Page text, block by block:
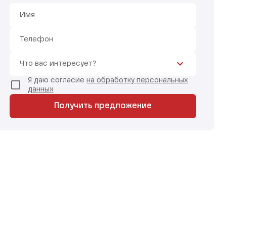
Имя
Телефон
Что вас интересует?
Я даю согласие на обработку персональных
данных
Получить предложение